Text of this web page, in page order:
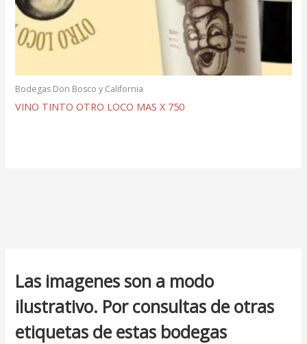
Las imagenes son a modo
ilustrativo. Por consultas de otras
etiquetas de estas bodegas
Bodegas Don Bosco y California
VINO TINTO OTRO LOCO MAS X 750